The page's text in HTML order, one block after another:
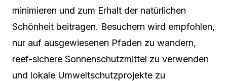
minimieren und zum Erhalt der natürlichen
Schönheit beitragen. Besuchern wird empfohlen,
nur auf ausgewiesenen Pfaden zu wandern,
reef-sichere Sonnenschutzmittel zu verwenden
und lokale Umweltschutzprojekte zu